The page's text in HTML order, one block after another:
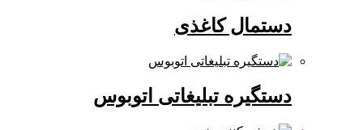
دستمال کاغذی
دستگیره تبلیغاتی اتوبوس